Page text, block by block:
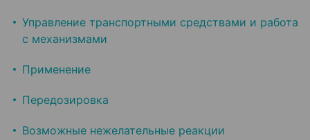
Управление транспортными средствами и работа
с механизмами
Применение
Передозировка
Возможные нежелательные реакции